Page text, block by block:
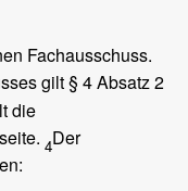
Fachausschuss.
gilt § 4 Absatz 2
die
4Der